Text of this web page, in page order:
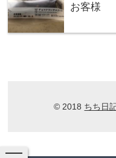
お客様
© 2018 ちち日